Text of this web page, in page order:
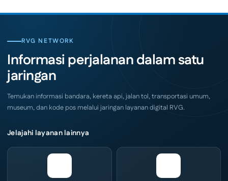
Hadir
City
Surabaya
Pekan
Ini
Pelaku
CIVD
e-
Commerce
di
IPA
2026
RVG NETWORK
Informasi perjalanan dalam satu
jaringan
Temukan informasi bandara, kereta api, jalan tol, transportasi umum,
museum, dan kode pos melalui jaringan layanan digital RVG.
Jelajahi layanan lainnya